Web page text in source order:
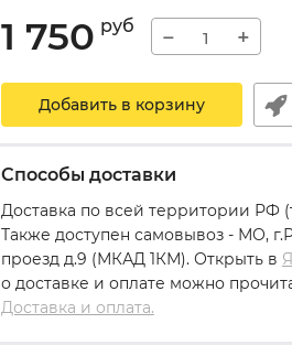
1 750 руб − +
Добавить в корзину
Способы доставки
Доставка по всей территории РФ
Также доступен самовывоз - МО,
проезд д.9 (МКАД 1КМ). Открыть в
о доставке и оплате можно
Доставка и оплата.